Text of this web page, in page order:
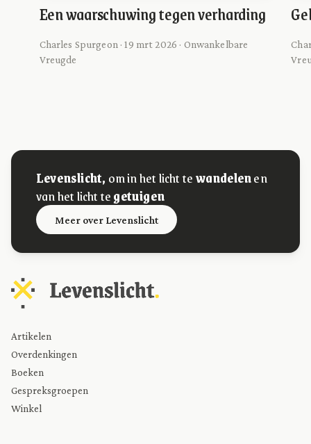
Een waarschuwing tegen verharding
Charles Spurgeon · 19 mrt 2026 · Onwankelbare
Vreugde
Levenslicht, om in het licht tewandelenen
van het licht tegetuigen
Meer over Levenslicht
Artikelen
Overdenkingen
Boeken
Gespreksgroepen
Winkel